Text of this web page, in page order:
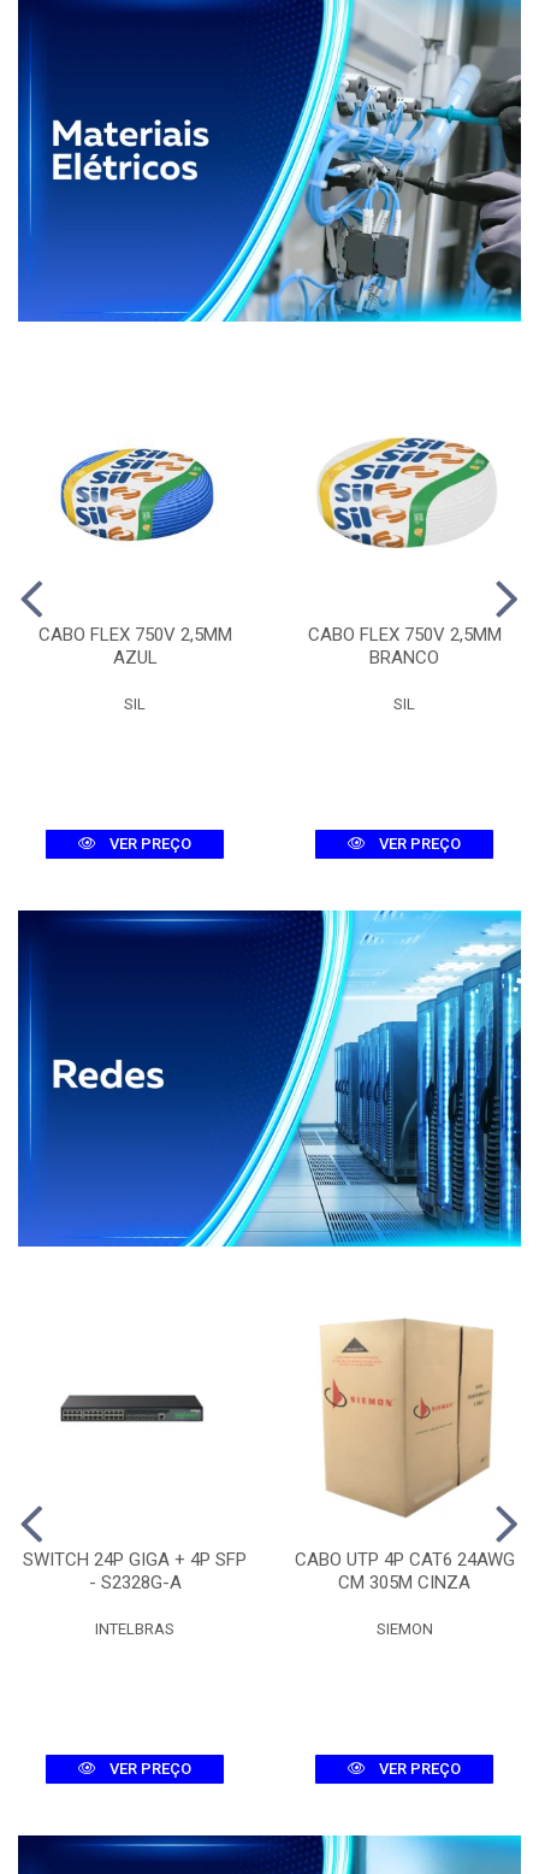
CABO FLEX 750V 2,5MM
AZUL
SIL
VER PREÇO
CABO FLEX 750V 2,5MM
BRANCO
SIL
VER PREÇO
SWITCH 24P GIGA + 4P SFP
- S2328G-A
INTELBRAS
VER PREÇO
CABO UTP 4P CAT6 24AWG
CM 305M CINZA
SIEMON
VER PREÇO